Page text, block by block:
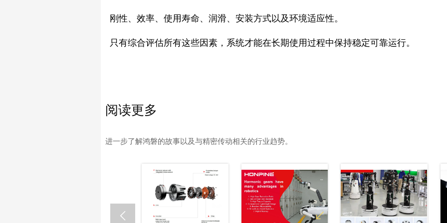
刚性、效率、使用寿命、润滑、安装方式以及环境适应性。
只有综合评估所有这些因素，系统才能在长期使用过程中保持稳定可靠运行。
阅读更多
进一步了解鸿磐的故事以及与精密传动相关的行业趋势。
